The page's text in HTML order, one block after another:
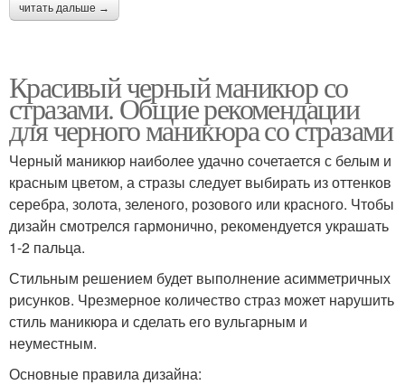
читать дальше →
Красивый черный маникюр со
стразами. Общие рекомендации
для черного маникюра со стразами
Черный маникюр наиболее удачно сочетается с белым и
красным цветом, а стразы следует выбирать из оттенков
серебра, золота, зеленого, розового или красного. Чтобы
дизайн смотрелся гармонично, рекомендуется украшать
1-2 пальца.
Стильным решением будет выполнение асимметричных
рисунков. Чрезмерное количество страз может нарушить
стиль маникюра и сделать его вульгарным и
неуместным.
Основные правила дизайна: